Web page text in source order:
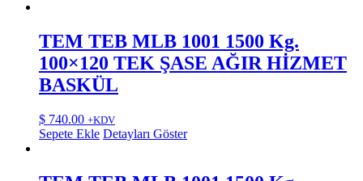
TEM TEB MLB 1001 1500 Kg.
100×120 TEK ŞASE AĞIR HİZMET
BASKÜL
$ 740.00 +KDV
Sepete Ekle Detayları Göster